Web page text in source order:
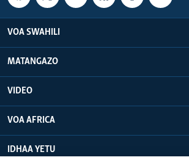
VOA SWAHILI
MATANGAZO
VIDEO
VOA AFRICA
IDHAA YETU